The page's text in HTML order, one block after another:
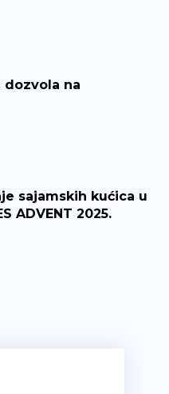
dozvola na
sajamskih kućica u
ADVENT 2025.